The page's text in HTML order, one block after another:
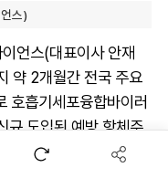
스)
언스(대표이사 안재
약 2개월간 전국 주요
호흡기세포융합바이러
규 도입된 예방 항체주
개하는 심포지엄을